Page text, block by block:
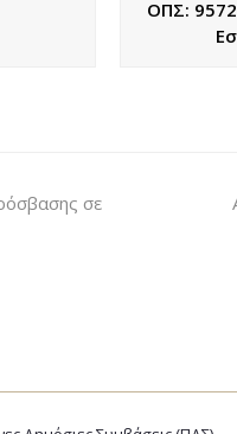
ΟΠΣ:
σε